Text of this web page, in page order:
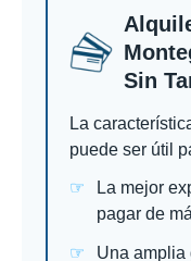
Sin
La
puede ser útil
La mejor
pagar de
Una amplia